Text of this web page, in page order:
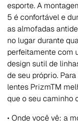
esporte. A
5 é confortável e
as almofadas
no lugar durante
perfeitamente com
design sutil de
de seu próprio.
lentes PrizmTM
que o seu caminho
• Onde você vê: a